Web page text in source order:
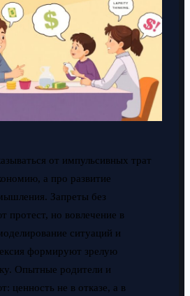
от импульсивных трат
а про развитие
Запреты без
протест, но вовлечение в
ситуаций и
формируют зрелую
Опытные родители и
ценность не в отказе, а в